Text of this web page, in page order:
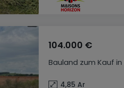
Bauland zum Kauf in
104.000 €
4,85 Ar